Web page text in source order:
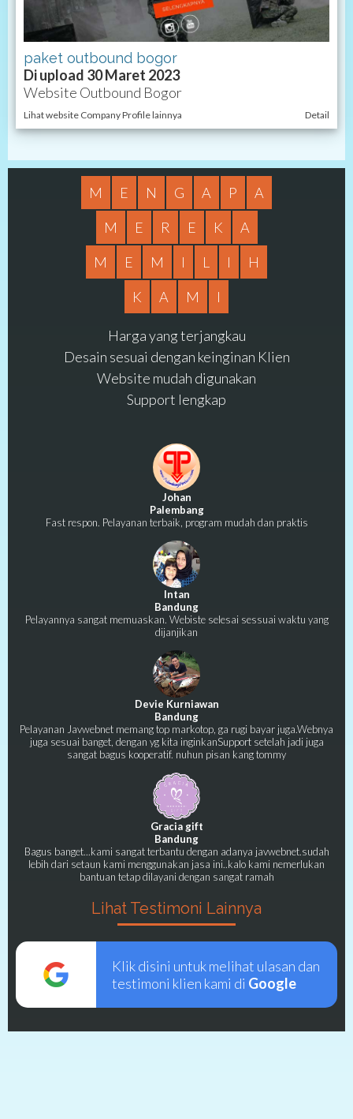
paket outbound bogor
Di upload 30 Maret 2023
Website Outbound Bogor
Lihat website Company Profile lainnya Detail
M E N G A P
A
M
E R E K
A
M
E M I L I
H
K
A M I
Harga yang terjangkau
Desain sesuai dengan keinginan Klien
Website mudah digunakan
Support lengkap
Johan
Palembang
Fast respon. Pelayanan terbaik, program mudah dan praktis
Intan
Bandung
Pelayannya sangat memuaskan. Webiste selesai sessuai waktu yang
dijanjikan
Devie Kurniawan
Bandung
Pelayanan Javwebnet memang top markotop, ga rugi bayar juga.Webnya
juga sesuai banget, dengan yg kita inginkanSupport setelah jadi juga
sangat bagus kooperatif. nuhun pisan kang tommy
Gracia gift
Bandung
Bagus banget...kami sangat terbantu dengan adanya javwebnet.sudah
lebih dari setaun kami menggunakan jasa ini..kalo kami nemerlukan
bantuan tetap dilayani dengan sangat ramah
Lihat Testimoni Lainnya
Klik disini untuk melihat ulasan dan
testimoni klien kami di Google